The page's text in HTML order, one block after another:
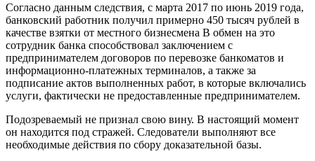
Согласно данным следствия, с марта 2017 по июнь 2019 года,
банковский работник получил примерно 450 тысяч рублей в
качестве взятки от местного бизнесмена В обмен на это
сотрудник банка способствовал заключением с
предпринимателем договоров по перевозке банкоматов и
информационно-платежных терминалов, а также за
подписание актов выполненных работ, в которые включались
услуги, фактически не предоставленные предпринимателем.
Подозреваемый не признал свою вину. В настоящий момент
он находится под стражей. Следователи выполняют все
необходимые действия по сбору доказательной базы.